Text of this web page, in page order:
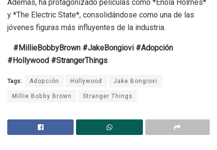
Además, ha protagonizado películas como *Enola Holmes*
y *The Electric State*, consolidándose como una de las
jóvenes figuras más influyentes de la industria.
#MillieBobbyBrown #JakeBongiovi #Adopción
#Hollywood #StrangerThings
Tags: Adopción Hollywood
Jake Bongiovi
Millie Bobby Brown
Stranger Things